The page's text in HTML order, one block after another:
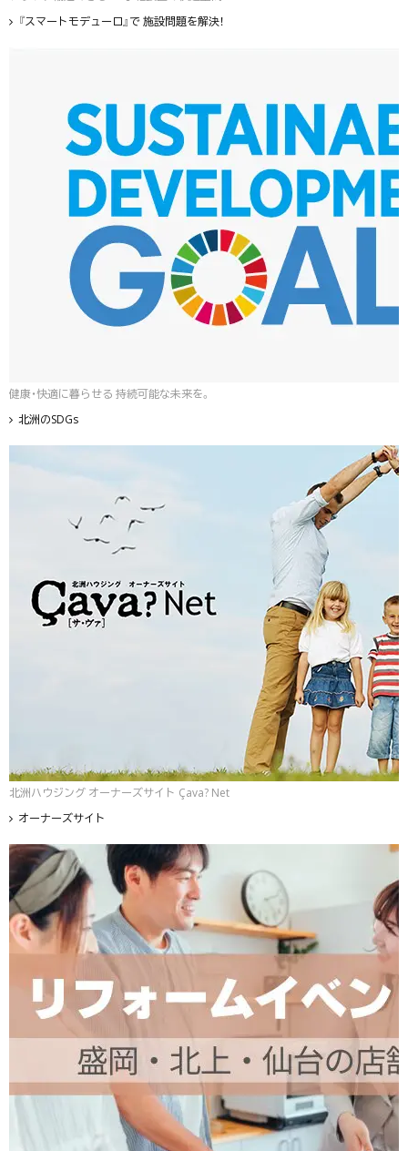
『スマートモデューロ』で 施設問題を解決！
健康・快適に暮らせる 持続可能な未来を。
北洲のSDGs
北洲ハウジング オーナーズサイト Çava? Net
オーナーズサイト